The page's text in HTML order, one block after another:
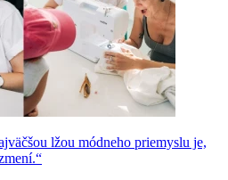
lžou módneho priemyslu je,